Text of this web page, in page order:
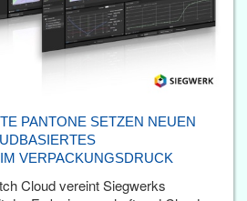
PANTONE SETZEN NEUEN
F
VERPACKUNGSDRUCK
Cloud vereint Siegwerks